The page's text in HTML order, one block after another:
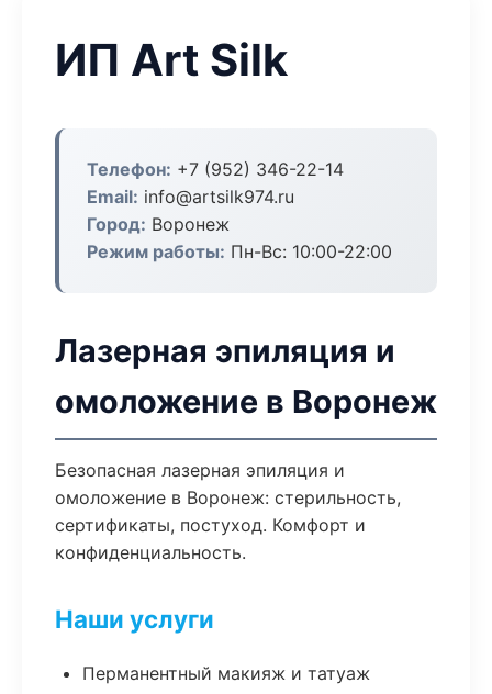
ИП Art Silk
Телефон: +7 (952) 346-22-14
Email: info@artsilk974.ru
Город: Воронеж
Режим работы: Пн-Вс: 10:00-22:00
Лазерная эпиляция и
омоложение в Воронеж
Безопасная лазерная эпиляция и
омоложение в Воронеж: стерильность,
сертификаты, постуход. Комфорт и
конфиденциальность.
Наши услуги
Перманентный макияж и татуаж